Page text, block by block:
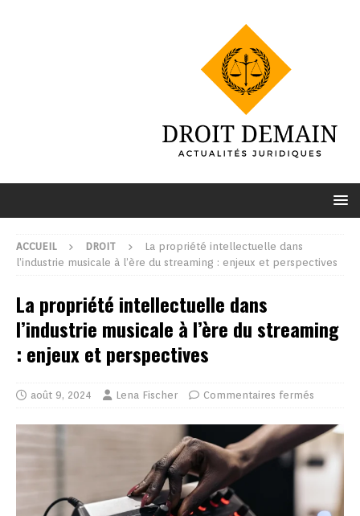
ACCUEIL DROIT
La propriété intellectuelle dans
l’industrie musicale à l’ère du streaming : enjeux et perspectives
La propriété intellectuelle dans
l’industrie musicale à l’ère du streaming
: enjeux et perspectives
août 9, 2024 Lena Fischer Commentaires fermés